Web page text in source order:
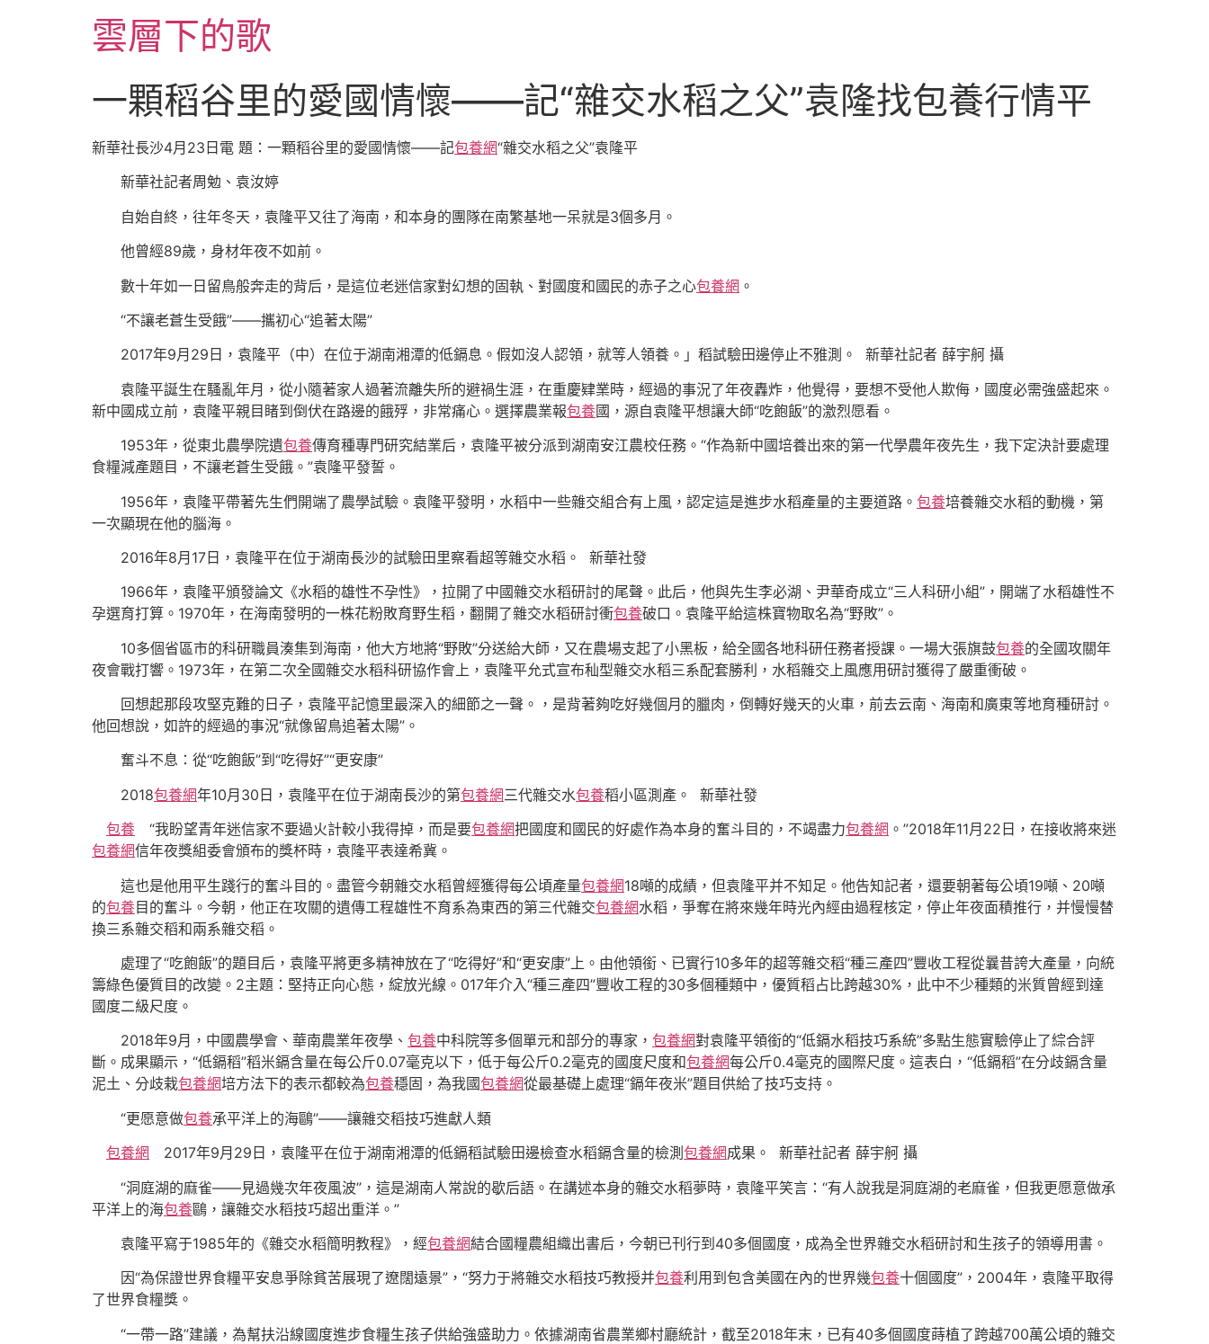
雲層下的歌
一顆稻谷里的愛國情懷——記“雜交水稻之父”袁隆找包養行情平
新華社長沙4月23日電 題：一顆稻谷里的愛國情懷——記包養網“雜交水稻之父”袁隆平
新華社記者周勉、袁汝婷
自始自終，往年冬天，袁隆平又往了海南，和本身的團隊在南繁基地一呆就是3個多月。
他曾經89歲，身材年夜不如前。
數十年如一日留鳥般奔走的背后，是這位老迷信家對幻想的固執、對國度和國民的赤子之心包養網 。
“不讓老蒼生受餓”——攜初心“追著太陽”
2017年9月29日，袁隆平（中）在位于湖南湘潭的低鎘息。假如沒人認領，就等人領養。」稻試驗田邊停止不雅測。 新華社記者 薛宇舸 攝
袁隆平誕生在騷亂年月，從小隨著家人過著流離失所的避禍生涯，在重慶肄業時，經過的事況了年夜轟炸，他覺得，要想不受他人欺侮，國度必需強盛起來。
新中國成立前，袁隆平親目睹到倒伏在路邊的餓殍，非常痛心。選擇農業報包養國，源自袁隆平想讓大師“吃飽飯”的激烈愿看。
1953年，從東北農學院遺包養傳育種專門研究結業后，袁隆平被分派到湖南安江農校任務。“作為新中國培養出來的第一代學農年夜先生，我下定決計要處理
食糧減產題目，不讓老蒼生受餓。”袁隆平發誓。
1956年，袁隆平帶著先生們開端了農學試驗。袁隆平發明，水稻中一些雜交組合有上風，認定這是進步水稻產量的主要道路。 包養培養雜交水稻的動機，第
一次顯現在他的腦海。
2016年8月17日，袁隆平在位于湖南長沙的試驗田里察看超等雜交水稻。 新華社發
1966年，袁隆平頒發論文《水稻的雄性不孕性》，拉開了中國雜交水稻研討的尾聲。此后，他與先生李必湖、尹華奇成立“三人科研小組”，開端了水稻雄性不
孕選育打算。1970年，在海南發明的一株花粉敗育野生稻，翻開了雜交水稻研討衝包養破口。袁隆平給這株寶物取名為“野敗”。
10多個省區市的科研職員湊集到海南，他大方地將“野敗”分送給大師，又在農場支起了小黑板，給全國各地科研任務者授課。一場大張旗鼓包養的全國攻關年
夜會戰打響。1973年，在第二次全國雜交水稻科研協作會上，袁隆平允式宣布秈型雜交水稻三系配套勝利，水稻雜交上風應用研討獲得了嚴重衝破。
回想起那段攻堅克難的日子，袁隆平記憶里最深入的細節之一聲。，是背著夠吃好幾個月的臘肉，倒轉好幾天的火車，前去云南、海南和廣東等地育種研討。
他回想說，如許的經過的事況“就像留鳥追著太陽”。
奮斗不息：從“吃飽飯”到“吃得好”“更安康”
2018包養網年10月30日，袁隆平在位于湖南長沙的第包養網三代雜交水包養稻小區測產。 新華社發
包養 “我盼望青年迷信家不要過火計較小我得掉，而是要包養網把國度和國民的好處作為本身的奮斗目的，不竭盡力包養網 。”2018年11月22日，在接收將來迷
包養網信年夜獎組委會頒布的獎杯時，袁隆平表達希冀。
這也是他用平生踐行的奮斗目的。盡管今朝雜交水稻曾經獲得每公頃產量包養網18噸的成績，但袁隆平并不知足。他告知記者，還要朝著每公頃19噸、20噸
的包養目的奮斗。今朝，他正在攻關的遺傳工程雄性不育系為東西的第三代雜交包養網水稻，爭奪在將來幾年時光內經由過程核定，停止年夜面積推行，并慢慢替
換三系雜交稻和兩系雜交稻。
處理了“吃飽飯”的題目后，袁隆平將更多精神放在了“吃得好”和“更安康”上。由他領銜、已實行10多年的超等雜交稻“種三產四”豐收工程從曩昔誇大產量，向統
籌綠色優質目的改變。2主題：堅持正向心態，綻放光線。017年介入“種三產四”豐收工程的30多個種類中，優質稻占比跨越30%，此中不少種類的米質曾經到達
國度二級尺度。
2018年9月，中國農學會、華南農業年夜學、 包養中科院等多個單元和部分的專家， 包養網對袁隆平領銜的“低鎘水稻技巧系統”多點生態實驗停止了綜合評
斷。成果顯示，“低鎘稻”稻米鎘含量在每公斤0.07毫克以下，低于每公斤0.2毫克的國度尺度和包養網每公斤0.4毫克的國際尺度。這表白，“低鎘稻”在分歧鎘含量
泥土、分歧栽包養網培方法下的表示都較為包養穩固，為我國包養網從最基礎上處理“鎘年夜米”題目供給了技巧支持。
“更愿意做包養承平洋上的海鷗”——讓雜交稻技巧進獻人類
包養網 2017年9月29日，袁隆平在位于湖南湘潭的低鎘稻試驗田邊檢查水稻鎘含量的檢測 包養網成果。 新華社記者 薛宇舸 攝
“洞庭湖的麻雀——見過幾次年夜風波”，這是湖南人常說的歇后語。在講述本身的雜交水稻夢時，袁隆平笑言：“有人說我是洞庭湖的老麻雀，但我更愿意做承
平洋上的海包養鷗，讓雜交水稻技巧超出重洋。”
袁隆平寫于1985年的《雜交水稻簡明教程》，經包養網結合國糧農組織出書后，今朝已刊行到40多個國度，成為全世界雜交水稻研討和生孩子的領導用書。
因“為保證世界食糧平安息爭除貧苦展現了遼闊遠景”，“努力于將雜交水稻技巧教授并包養利用到包含美國在內的世界幾包養十個國度”，2004年，袁隆平取得
了世界食糧獎。
“一帶一路”建議，為幫扶沿線國度進步食糧生孩子供給強盛助力。依據湖南省農業鄉村廳統計，截至2018年末，已有40多個國度蒔植了跨越700萬公頃的雜交